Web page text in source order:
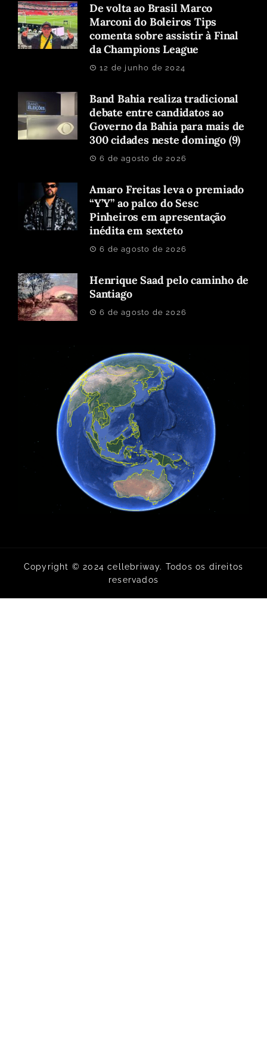
De volta ao Brasil Marco
Marconi do Boleiros Tips
comenta sobre assistir à Final
da Champions League
12 de junho de 2024
Band Bahia realiza tradicional
debate entre candidatos ao
Governo da Bahia para mais de
300 cidades neste domingo (9)
6 de agosto de 2026
Amaro Freitas leva o premiado
“Y’Y” ao palco do Sesc
Pinheiros em apresentação
inédita em sexteto
6 de agosto de 2026
Henrique Saad pelo caminho de
Santiago
6 de agosto de 2026
Copyright © 2024 cellebriway. Todos os direitos
reservados